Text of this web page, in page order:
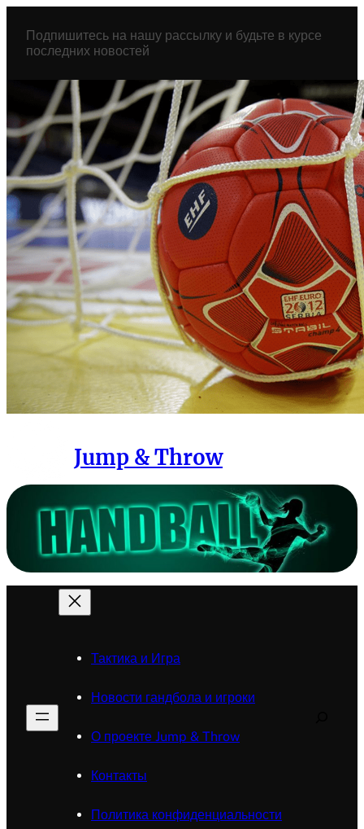
содержимому
Подпишитесь на нашу рассылку и будьте в курсе
последних новостей
Jump & Throw
Тактика и Игра
Новости гандбола и игроки
О проекте Jump & Throw
Контакты
Политика конфиденциальности